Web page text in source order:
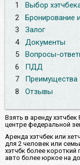
1
Выбор
2
Бронирование
3
Залог
4
Документы
5
Вопросы-
6
ПДД
7
Преимущества
8
Отзывы
Взять в аренду
центре федеральной
Аренда хэтчбек или
для 2 человек или
хэтчбк более короткий
авто более юркое на